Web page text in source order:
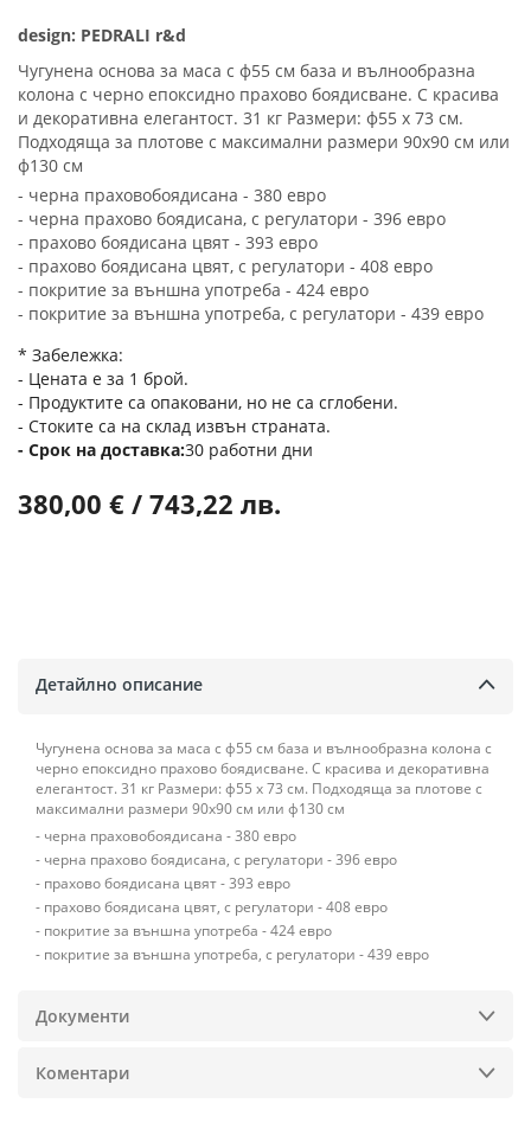
design: PEDRALI r&d
Чугунена основа за маса с ф55 см база и вълнообразна
колона с черно епоксидно прахово боядисване. С красива
и декоративна елегантост. 31 кг Размери: ф55 х 73 см.
Подходяща за плотове с максимални размери 90х90 см или
ф130 см
- черна праховобоядисана - 380 евро
- черна прахово боядисана, с регулатори - 396 евро
- прахово боядисана цвят - 393 евро
- прахово боядисана цвят, с регулатори - 408 евро
- покритие за външна употреба - 424 евро
- покритие за външна употреба, с регулатори - 439 евро
* Забележка:
- Цената е за 1 брой.
- Продуктите са опаковани, но не са сглобени.
- Стоките са на склад извън страната.
Срок на доставка 30 работни дни
380,00 € / 743,22 лв.
със
снимки
Детайлно описание
Чугунена основа за маса с ф55 см база и вълнообразна колона с
черно епоксидно прахово боядисване. С красива и декоративна
елегантост. 31 кг Размери: ф55 х 73 см. Подходяща за плотове с
максимални размери 90х90 см или ф130 см
- черна праховобоядисана - 380 евро
- черна прахово боядисана, с регулатори - 396 евро
- прахово боядисана цвят - 393 евро
- прахово боядисана цвят, с регулатори - 408 евро
- покритие за външна употреба - 424 евро
- покритие за външна употреба, с регулатори - 439 евро
Документи
Коментари